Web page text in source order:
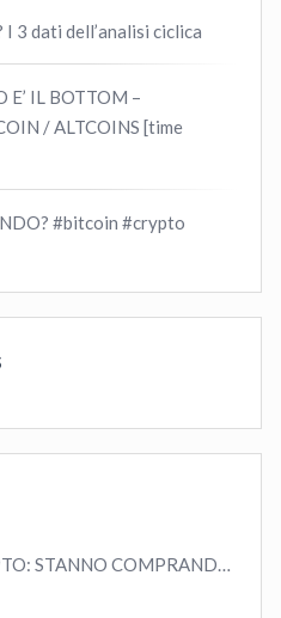
3 dati dell’analisi ciclica
E’ IL BOTTOM –
/ ALTCOINS [time
#bitcoin #crypto
BITCOIN, CRYPTO: STANNO COMPRANDO TUTTI (GUARDA QUESTI DATI), EPPURE…